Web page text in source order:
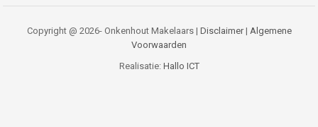
Copyright @ 2026- Onkenhout Makelaars | Disclaimer| Algemene
Voorwaarden
Realisatie: Hallo ICT